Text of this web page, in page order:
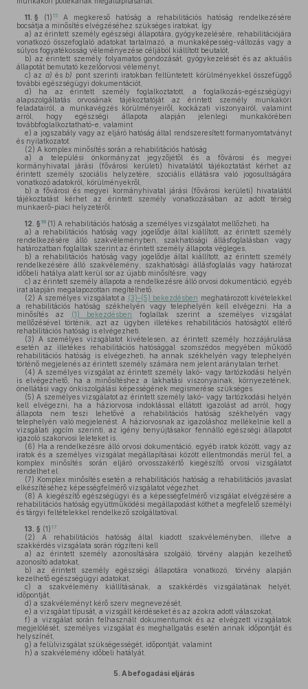
11. § (1) 15
A megkereső hatóság a rehabilitációs hatóság rendelkezésére
bocsátja a minősítés elvégzéséhez szükséges iratokat, így
a) az érintett személy egészségi állapotára, gyógykezelésére, rehabilitációjára
vonatkozó összefoglaló adatokat tartalmazó, a munkaképesség-változás vagy a
súlyos fogyatékosság véleményezése céljából kiállított beutalót,
b) az érintett személy folyamatos gondozását, gyógykezelését és az aktuális
állapotát bemutató kezelőorvosi véleményt,
c) az a) ésb) pont szerinti iratokban feltüntetett körülményekkel összefüggő
további egészségügyi dokumentációt,
d) ha az érintett személy foglalkoztatott, a foglalkozás-egészségügyi
alapszolgáltatás orvosának tájékoztatóját az érintett személy munkaköri
feladatairól, a munkavégzés körülményeiről, kockázati viszonyairól, valamint
arról, hogy egészségi állapota alapján jelenlegi munkakörében
továbbfoglalkoztatható-e, valamint
e) a jogszabály vagy az eljáró hatóság által rendszeresített formanyomtatványt
és nyilatkozatot.
(2) A komplex minősítés során a rehabilitációs hatóság
a) a települési önkormányzat jegyzőjétől és a fővárosi és megyei
kormányhivatal járási (fővárosi kerületi) hivatalától tájékoztatást kérhet az
érintett személy szociális helyzetére, szociális ellátásra való jogosultságára
vonatkozó adatokról, körülményekről,
b) a fővárosi és megyei kormányhivatal járási (fővárosi kerületi) hivatalától
tájékoztatást kérhet az érintett személy vonatkozásában az adott térség
munkaerő-piaci helyzetéről.
12. § 16 (1) A rehabilitációs hatóság a személyes vizsgálatot mellőzheti, ha
a) a rehabilitációs hatóság vagy jogelődje által kiállított, az érintett személy
rendelkezésére álló szakvéleményben, szakhatósági állásfoglalásban vagy
határozatban foglaltak szerint az érintett személy állapota végleges,
b) a rehabilitációs hatóság vagy jogelődje által kiállított, az érintett személy
rendelkezésére álló szakvélemény, szakhatósági állásfoglalás vagy határozat
időbeli hatálya alatt kerül sor az újabb minősítésre, vagy
c) az érintett személy állapota a rendelkezésre álló orvosi dokumentáció, egyéb
irat alapján megalapozottan megítélhető.
(2) A személyes vizsgálatot a (3)–(5) bekezdésben meghatározott kivételekkel
a rehabilitációs hatóság székhelyén vagy telephelyén kell elvégezni. Ha a
minősítés az
(1) bekezdésben
foglaltak szerint a személyes vizsgálat
mellőzésével történik, azt az ügyben illetékes rehabilitációs hatóságtól eltérő
rehabilitációs hatóság is elvégezheti.
(3) A személyes vizsgálatot kivételesen, az érintett személy hozzájárulása
esetén az illetékes rehabilitációs hatósággal szomszédos megyében működő
rehabilitációs hatóság is elvégezheti, ha annak székhelyén vagy telephelyén
történő megjelenés az érintett személy számára nem jelent aránytalan terhet.
(4) A személyes vizsgálat az érintett személy lakó- vagy tartózkodási helyén
is elvégezhető, ha a minősítéshez a lakhatási viszonyainak, környezetének,
önellátási vagy önkiszolgálási képességének megismerése szükséges.
(5) A személyes vizsgálatot az érintett személy lakó- vagy tartózkodási helyén
kell elvégezni, ha a háziorvosa indoklással ellátott igazolást ad arról, hogy
állapota nem teszi lehetővé a rehabilitációs hatóság székhelyén vagy
telephelyén való megjelenést. A háziorvosnak az igazoláshoz mellékelnie kell a
vizsgálati jogcím szerinti, az igény benyújtásakor fennálló egészségi állapotot
igazoló szakorvosi leleteket is.
(6) Ha a rendelkezésre álló orvosi dokumentáció, egyéb iratok között, vagy az
iratok és a személyes vizsgálat megállapításai között ellentmondás merül fel, a
komplex minősítés során eljáró orvosszakértő kiegészítő orvosi vizsgálatot
rendelhet el.
(7) Komplex minősítés esetén a rehabilitációs hatóság a rehabilitációs javaslat
elkészítéséhez képességfelmérő vizsgálatot végezhet.
(8) A kiegészítő egészségügyi és a képességfelmérő vizsgálat elvégzésére a
rehabilitációs hatóság együttműködési megállapodást köthet a megfelelő személyi
és tárgyi feltételekkel rendelkező szolgáltatóval.
13. § (1) 17
(2) A rehabilitációs hatóság által kiadott szakvéleményben, illetve a
szakkérdés vizsgálata során rögzíteni kell
a) az érintett személy azonosítására szolgáló, törvény alapján kezelhető
azonosító adatokat,
b) az érintett személy egészségi állapotára vonatkozó, törvény alapján
kezelhető egészségügyi adatokat,
c) a szakvélemény kiállításának, a szakkérdés vizsgálatának helyét,
időpontját,
d) a szakvéleményt kérő szerv megnevezését,
e) a vizsgálat típusát, a vizsgált kérdéseket és az azokra adott válaszokat,
f) a vizsgálat során felhasznált dokumentumok és az elvégzett vizsgálatok
megjelölését, személyes vizsgálat és meghallgatás esetén annak időpontját és
helyszínét,
g) a felülvizsgálat szükségességét, időpontját, valamint
h) a szakvélemény időbeli hatályát.
5. A befogadási eljárás